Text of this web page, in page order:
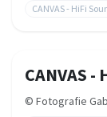
CANVAS - HiFi
CANVAS
© Fotografie